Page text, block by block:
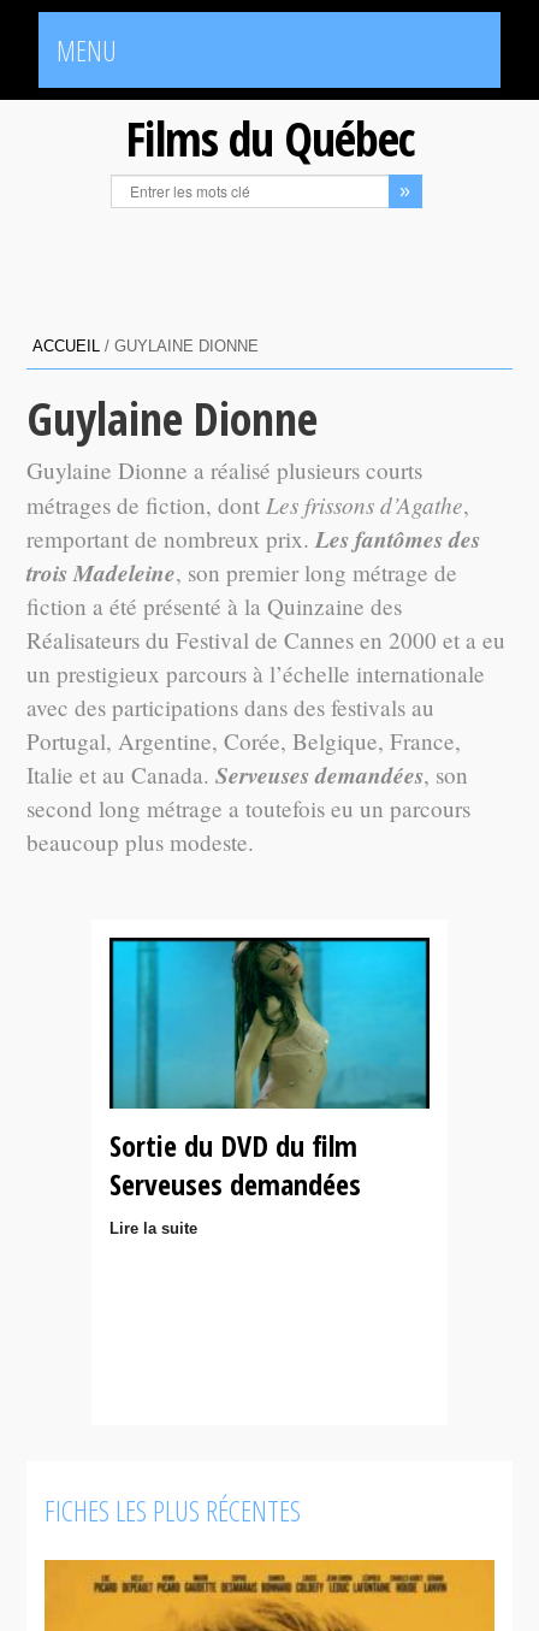
MENU
Films du Québec
ACCUEIL /GUYLAINE DIONNE
Guylaine Dionne
Guylaine Dionne a réalisé plusieurs courts
métrages de fiction, dontLes frissons d’Agathe,
remportant de nombreux prix.Les fantômes des
trois Madeleine, son premier long métrage de
fiction a été présenté à la Quinzaine des
Réalisateurs du Festival de Cannes en 2000 et a eu
un prestigieux parcours à l’échelle internationale
avec des participations dans des festivals au
Portugal, Argentine, Corée, Belgique, France,
Italie et au Canada.Serveuses demandées, son
second long métrage a toutefois eu un parcours
beaucoup plus modeste.
Sortie du DVD du film
Serveuses demandées
Lire la suite
FICHES LES PLUS RÉCENTES